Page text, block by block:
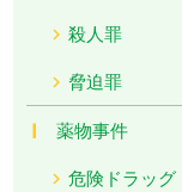
殺人罪
脅迫罪
薬物事件
危険ドラッグ